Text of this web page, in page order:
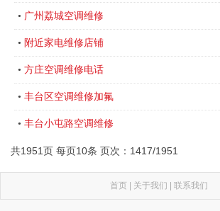
• 广州荔城空调维修
• 附近家电维修店铺
• 方庄空调维修电话
• 丰台区空调维修加氟
• 丰台小屯路空调维修
共1951页 每页10条 页次：1417/1951
首页 | 关于我们 | 联系我们